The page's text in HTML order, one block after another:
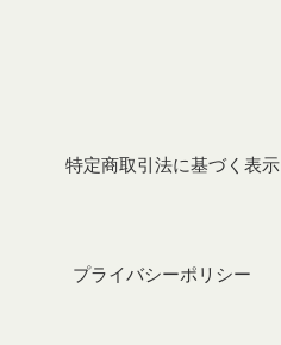
特定商取引法に基づく表示
プライバシーポリシー